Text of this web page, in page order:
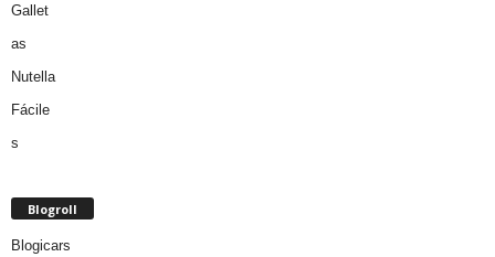
Blogroll
Blogicars